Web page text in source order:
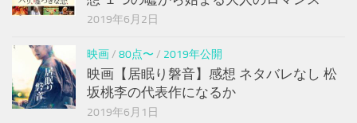
2019年6月2日
映画/ 80点〜 / 2019年公開
映画【居眠り磐音】感想 ネタバレなし 松
坂桃李の代表作になるか
2019年6月1日